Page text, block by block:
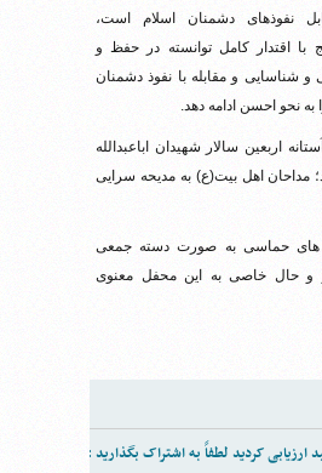
نفوذهای دشمنان اسلام است،
اقتدار کامل توانسته در حفظ و
شناسایی و مقابله با نفوذ دشمنان
نحو احسن ادامه دهد.
اربعین سالار شهیدان اباعبدالله
مداحان اهل بیت(ع) به مدیحه سرایی
های حماسی به صورت دسته جمعی
و حال خاصی به این محفل معنوی
ارزیابی کردید لطفاً به اشتراک بگذارید :